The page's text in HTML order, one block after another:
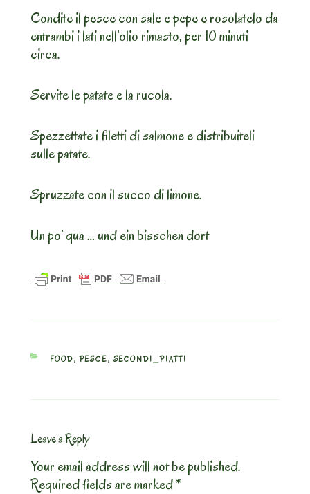
Condite il pesce con sale e pepe e rosolatelo da
entrambi i lati nell’olio rimasto, per 10 minuti
circa.
Servite le patate e la rucola.
Spezzettate i filetti di salmone e distribuiteli
sulle patate.
Spruzzate con il succo di limone.
Un po’ qua … und ein bisschen dort
CATEGORIES
FOOD,PESCE,SECONDI_PIATTI
Leave a Reply
Your email address will not be published.
Required fields are marked*